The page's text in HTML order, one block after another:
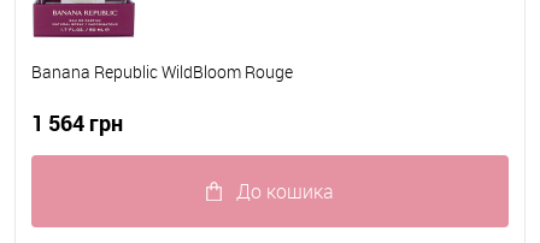
Banana Republic WildBloom Rouge
1 564 грн
До кошика